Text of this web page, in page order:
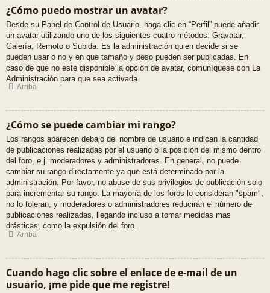
¿Cómo puedo mostrar un avatar?
Desde su Panel de Control de Usuario, haga clic en “Perfil” puede añadir
un avatar utilizando uno de los siguientes cuatro métodos: Gravatar,
Galería, Remoto o Subida. Es la administración quien decide si se
pueden usar o no y en que tamaño y peso pueden ser publicadas. En
caso de que no este disponible la opción de avatar, comuníquese con La
Administración para que sea activada.
Arriba
¿Cómo se puede cambiar mi rango?
Los rangos aparecen debajo del nombre de usuario e indican la cantidad
de publicaciones realizadas por el usuario o la posición del mismo dentro
del foro, e.j. moderadores y administradores. En general, no puede
cambiar su rango directamente ya que está determinado por la
administración. Por favor, no abuse de sus privilegios de publicación solo
para incrementar su rango. La mayoría de los foros lo consideran "spam",
no lo toleran, y moderadores o administradores reducirán el número de
publicaciones realizadas, llegando incluso a tomar medidas mas
drásticas, como la expulsión del foro.
Arriba
Cuando hago clic sobre el enlace de e-mail de un
usuario, ¡me pide que me registre!